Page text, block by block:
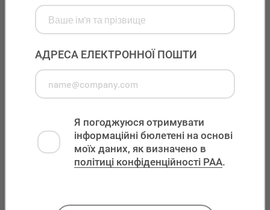
АДРЕСА ЕЛЕКТРОННОЇ ПОШТИ
Я погоджуюся отримувати
інформаційні бюлетені на основі
моїх даних, як визначено в
політиці конфіденційності PAA.